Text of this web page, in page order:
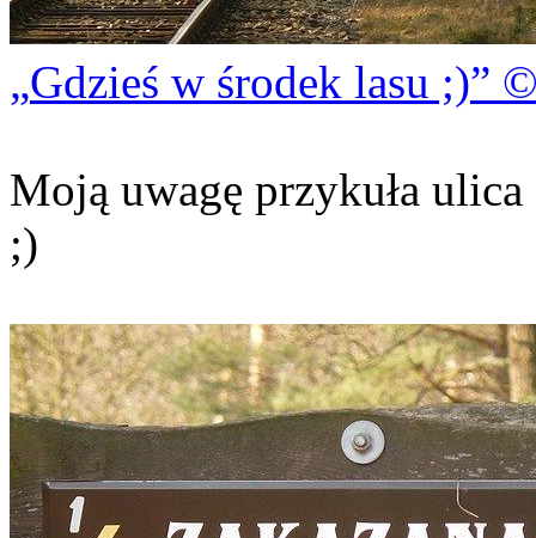
Gdzieś w środek lasu ;)
Moją uwagę przykuła
;)